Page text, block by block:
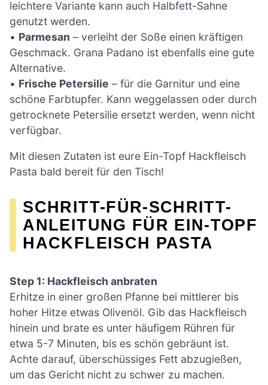
leichtere Variante kann auch Halbfett-Sahne
genutzt werden.
• Parmesan – verleiht der Soße einen kräftigen
Geschmack. Grana Padano ist ebenfalls eine gute
Alternative.
• Frische Petersilie – für die Garnitur und eine
schöne Farbtupfer. Kann weggelassen oder durch
getrocknete Petersilie ersetzt werden, wenn nicht
verfügbar.
Mit diesen Zutaten ist eure Ein-Topf Hackfleisch
Pasta bald bereit für den Tisch!
SCHRITT-FÜR-SCHRITT-
ANLEITUNG FÜR EIN-TOPF
HACKFLEISCH PASTA
Step 1: Hackfleisch anbraten
Erhitze in einer großen Pfanne bei mittlerer bis
hoher Hitze etwas Olivenöl. Gib das Hackfleisch
hinein und brate es unter häufigem Rühren für
etwa 5-7 Minuten, bis es schön gebräunt ist.
Achte darauf, überschüssiges Fett abzugießen,
um das Gericht nicht zu schwer zu machen.